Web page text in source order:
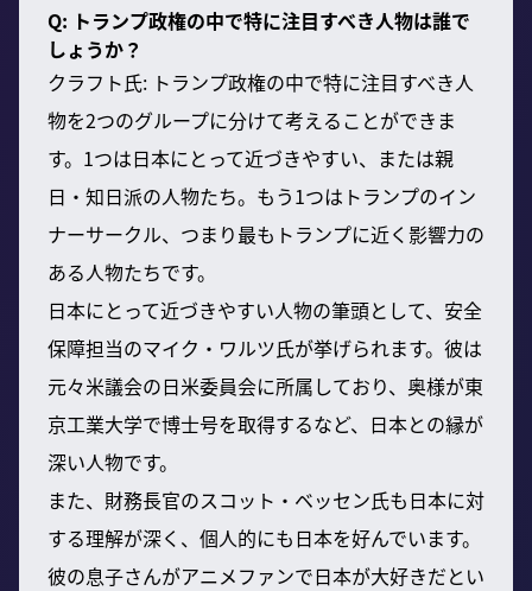
Q: トランプ政権の中で特に注目すべき人物は誰で
しょうか？
クラフト氏: トランプ政権の中で特に注目すべき人
物を2つのグループに分けて考えることができま
す。1つは日本にとって近づきやすい、または親
日・知日派の人物たち。もう1つはトランプのイン
ナーサークル、つまり最もトランプに近く影響力の
ある人物たちです。
日本にとって近づきやすい人物の筆頭として、安全
保障担当のマイク・ワルツ氏が挙げられます。彼は
元々米議会の日米委員会に所属しており、奥様が東
京工業大学で博士号を取得するなど、日本との縁が
深い人物です。
また、財務長官のスコット・ベッセン氏も日本に対
する理解が深く、個人的にも日本を好んでいます。
彼の息子さんがアニメファンで日本が大好きだとい